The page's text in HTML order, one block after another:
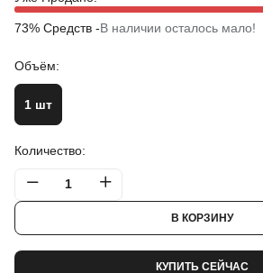
73% Средств -В наличии осталось мало!
Объём:
1 шт
Количество:
В КОРЗИНУ
КУПИТЬ СЕЙЧАС